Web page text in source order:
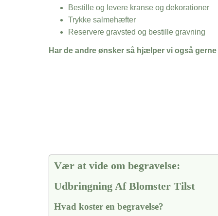
Bestille og levere kranse og dekorationer
Trykke salmehæfter
Reservere gravsted og bestille gravning
Har de andre ønsker så hjælper vi også gerne
Vær at vide om begravelse:
Udbringning Af Blomster Tilst
Hvad koster en begravelse?